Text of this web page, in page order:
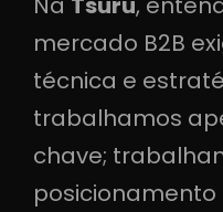
mercado B2B
técnica e
trabalhamos
chave;
posicionamento